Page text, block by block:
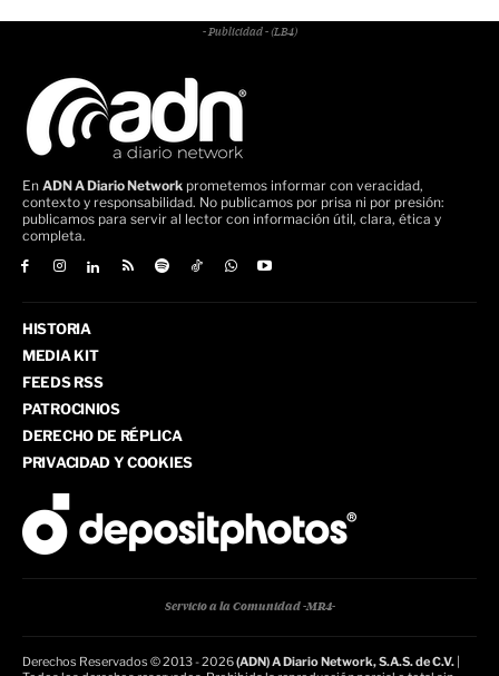
- Publicidad - (LB4)
En ADN A Diario Network prometemos informar con veracidad,
contexto y responsabilidad. No publicamos por prisa ni por presión:
publicamos para servir al lector con información útil, clara, ética y
completa.
HISTORIA
MEDIA KIT
FEEDS RSS
PATROCINIOS
DERECHO DE RÉPLICA
PRIVACIDAD Y COOKIES
Servicio a la Comunidad -MR4-
Derechos Reservados © 2013 - 2026(ADN) A Diario Network, S.A.S. de C.V. |